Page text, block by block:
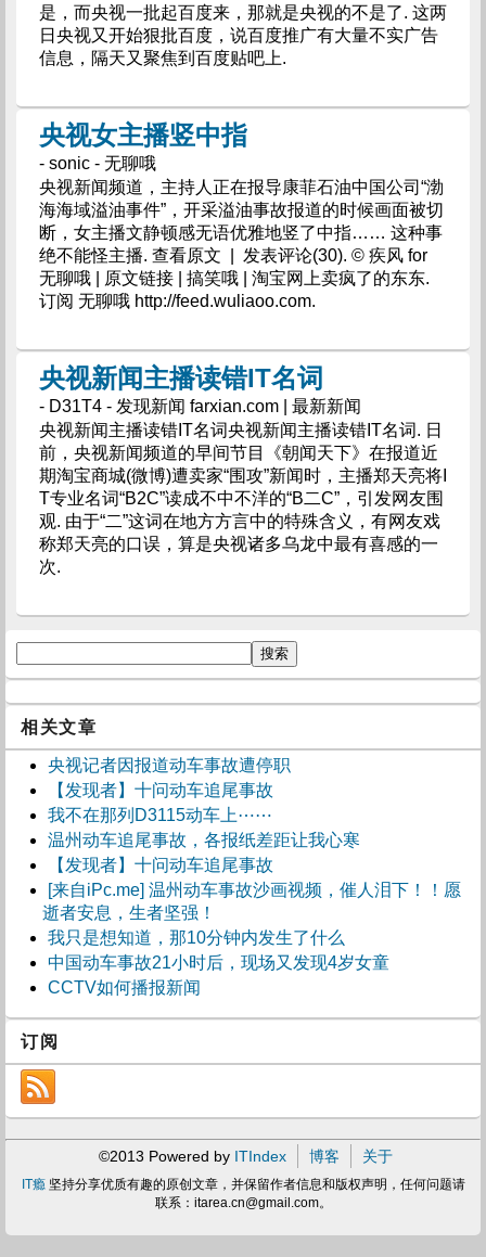
是，而央视一批起百度来，那就是央视的不是了. 这两
日央视又开始狠批百度，说百度推广有大量不实广告
信息，隔天又聚焦到百度贴吧上.
央视女主播竖中指
- sonic - 无聊哦
央视新闻频道，主持人正在报导康菲石油中国公司“渤
海海域溢油事件”，开采溢油事故报道的时候画面被切
断，女主播文静顿感无语优雅地竖了中指…… 这种事
绝不能怪主播. 查看原文 | 发表评论(30). © 疾风 for
无聊哦 | 原文链接 | 搞笑哦 | 淘宝网上卖疯了的东东.
订阅 无聊哦 http://feed.wuliaoo.com.
央视新闻主播读错IT名词
- D31T4 - 发现新闻 farxian.com | 最新新闻
央视新闻主播读错IT名词央视新闻主播读错IT名词. 日
前，央视新闻频道的早间节目《朝闻天下》在报道近
期淘宝商城(微博)遭卖家“围攻”新闻时，主播郑天亮将I
T专业名词“B2C”读成不中不洋的“B二C”，引发网友围
观. 由于“二”这词在地方方言中的特殊含义，有网友戏
称郑天亮的口误，算是央视诸多乌龙中最有喜感的一
次.
相关文章
央视记者因报道动车事故遭停职
【发现者】十问动车追尾事故
我不在那列D3115动车上⋯⋯
温州动车追尾事故，各报纸差距让我心寒
【发现者】十问动车追尾事故
[来自iPc.me] 温州动车事故沙画视频，催人泪下！！愿
逝者安息，生者坚强！
我只是想知道，那10分钟内发生了什么
中国动车事故21小时后，现场又发现4岁女童
CCTV如何播报新闻
订阅
©2013 Powered by ITIndex 博客 关于
IT瘾坚持分享优质有趣的原创文章，并保留作者信息和版权声明，任何问题请
联系： itarea.cn@gmail.com。